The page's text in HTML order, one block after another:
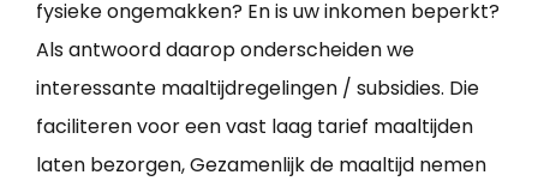
fysieke ongemakken? En is uw inkomen beperkt?
Als antwoord daarop onderscheiden we
interessante maaltijdregelingen / subsidies. Die
faciliteren voor een vast laag tarief maaltijden
laten bezorgen, Gezamenlijk de maaltijd nemen